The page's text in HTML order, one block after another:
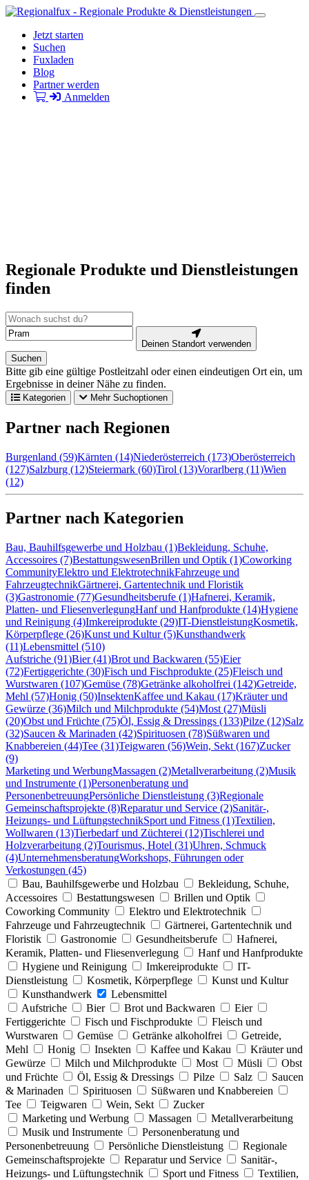
Jetzt starten
Suchen
Fuxladen
Blog
Partner werden
Anmelden
Regionale Produkte und Dienstleistungen
finden
Deinen Standort verwenden
Suchen
Bitte gib eine gültige Postleitzahl oder einen eindeutigen Ort ein, um
Ergebnisse in deiner Nähe zu finden.
Kategorien Mehr Suchoptionen
Partner nach Regionen
Burgenland (59)Kärnten (14)Niederösterreich (173)Oberösterreich
(127)Salzburg (12)Steiermark (60)Tirol (13)Vorarlberg (11)Wien
(12)
Partner nach Kategorien
Bau, Bauhilfsgewerbe und Holzbau (1)Bekleidung, Schuhe,
Accessoires (7)BestattungswesenBrillen und Optik (1)Coworking
CommunityElektro und ElektrotechnikFahrzeuge und
FahrzeugtechnikGärtnerei, Gartentechnik und Floristik
(3)Gastronomie (77)Gesundheitsberufe (1)Hafnerei, Keramik,
Platten- und FliesenverlegungHanf und Hanfprodukte (14)Hygiene
und Reinigung (4)Imkereiprodukte (29)IT-DienstleistungKosmetik,
Körperpflege (26)Kunst und Kultur (5)Kunsthandwerk
(11)Lebensmittel (510)
Aufstriche (91)Bier (41)Brot und Backwaren (55)Eier
(72)Fertiggerichte (30)Fisch und Fischprodukte (25)Fleisch und
Wurstwaren (107)Gemüse (78)Getränke alkoholfrei (142)Getreide,
Mehl (57)Honig (50)InsektenKaffee und Kakau (17)Kräuter und
Gewürze (36)Milch und Milchprodukte (54)Most (27)Müsli
(20)Obst und Früchte (75)Öl, Essig & Dressings (133)Pilze (12)Salz
(32)Saucen & Marinaden (42)Spirituosen (78)Süßwaren und
Knabbereien (44)Tee (31)Teigwaren (56)Wein, Sekt (167)Zucker
(9)
Marketing und WerbungMassagen (2)Metallverarbeitung (2)Musik
und Instrumente (1)Personenberatung und
PersonenbetreuungPersönliche Dienstleistung (3)Regionale
Gemeinschaftsprojekte (8)Reparatur und Service (2)Sanitär-,
Heizungs- und LüftungstechnikSport und Fitness (1)Textilien,
Wollwaren (13)Tierbedarf und Züchterei (12)Tischlerei und
Holzverarbeitung (2)Tourismus, Hotel (31)Uhren, Schmuck
(4)UnternehmensberatungWorkshops, Führungen oder
Verkostungen (45)
Bau, Bauhilfsgewerbe und Holzbau
Bekleidung, Schuhe,
Accessoires
Bestattungswesen
Brillen und Optik
Coworking Community
Elektro und Elektrotechnik
Fahrzeuge und Fahrzeugtechnik
Gärtnerei, Gartentechnik und
Floristik
Gastronomie Gesundheitsberufe
Hafnerei,
Keramik, Platten- und Fliesenverlegung
Hanf und Hanfprodukte
Hygiene und Reinigung
Imkereiprodukte
IT-
Dienstleistung
Kosmetik, Körperpflege
Kunst und Kultur
Kunsthandwerk
Lebensmittel
Aufstriche
Bier Brot und Backwaren
Eier
Fertiggerichte
Fisch und Fischprodukte
Fleisch und
Wurstwaren
Gemüse Getränke alkoholfrei
Getreide,
Mehl
Honig Insekten Kaffee und Kakau
Kräuter und
Gewürze
Milch und Milchprodukte Most Müsli
Obst
und Früchte
Öl, Essig & Dressings Pilze Salz
Saucen
& Marinaden
Spirituosen
Süßwaren und Knabbereien
Tee
Teigwaren Wein, Sekt
Zucker
Marketing und Werbung
Massagen
Metallverarbeitung
Musik und Instrumente
Personenberatung und
Personenbetreuung
Persönliche Dienstleistung
Regionale
Gemeinschaftsprojekte
Reparatur und Service
Sanitär-,
Heizungs- und Lüftungstechnik
Sport und Fitness
Textilien,